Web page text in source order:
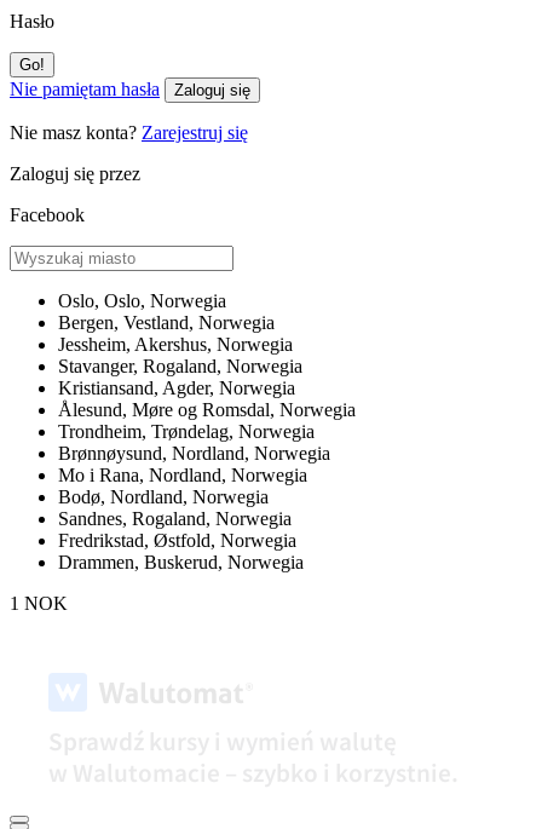
Hasło
Nie pamiętam hasła Zaloguj się
Nie masz konta? Zarejestruj się
Zaloguj się przez
Facebook
Oslo, Oslo, Norwegia
Bergen, Vestland, Norwegia
Jessheim, Akershus, Norwegia
Stavanger, Rogaland, Norwegia
Kristiansand, Agder, Norwegia
Ålesund, Møre og Romsdal, Norwegia
Trondheim, Trøndelag, Norwegia
Brønnøysund, Nordland, Norwegia
Mo i Rana, Nordland, Norwegia
Bodø, Nordland, Norwegia
Sandnes, Rogaland, Norwegia
Fredrikstad, Østfold, Norwegia
Drammen, Buskerud, Norwegia
1 NOK